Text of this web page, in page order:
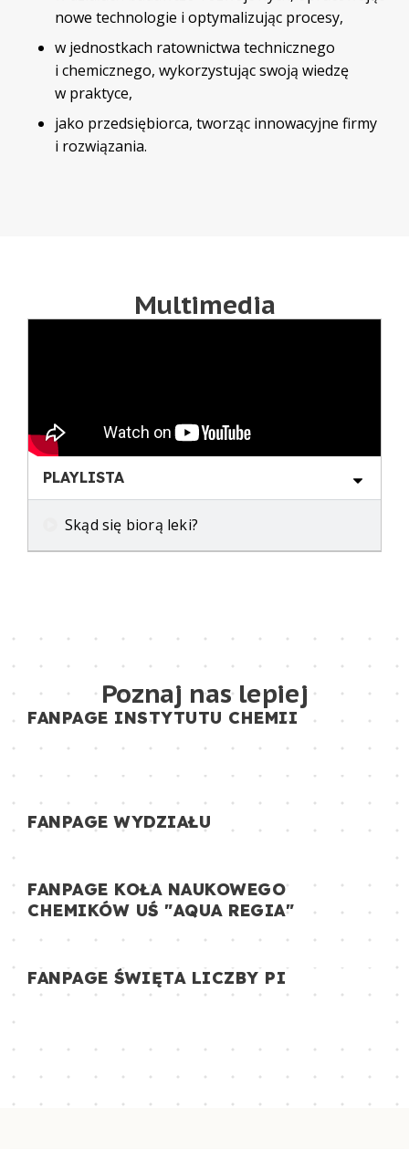
nowe technologie i optymalizując procesy,
w jednostkach ratownictwa technicznego
i chemicznego, wykorzystując swoją wiedzę
w praktyce,
jako przedsiębiorca, tworząc innowacyjne firmy
i rozwiązania.
Multimedia
PLAYLISTA
Skąd się biorą leki?
Poznaj nas lepiej
FANPAGE INSTYTUTU CHEMII
FANPAGE WYDZIAŁU
FANPAGE KOŁA NAUKOWEGO
CHEMIKÓW UŚ "AQUA REGIA"
FANPAGE ŚWIĘTA LICZBY PI